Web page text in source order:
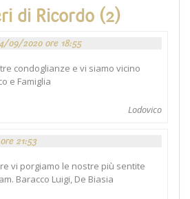
di Ricordo (2)
09/2020 ore 18:55
condoglianze e vi siamo vicino
e Famiglia
Lodovico
21:53
vi porgiamo le nostre più sentite
Baracco Luigi, De Biasia